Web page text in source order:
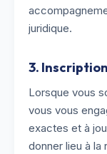
juridique.
3.
Lorsque vous
vous vous
exactes et à
donner lieu à la